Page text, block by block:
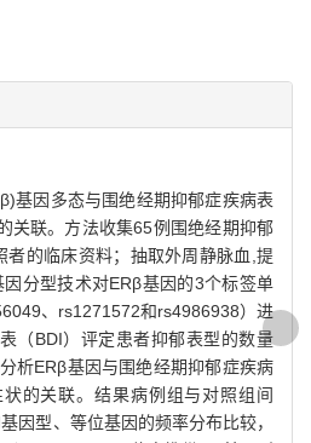
基因多态与围绝经期抑郁症疾病表
关联。方法收集65例围绝经期抑郁
者的临床资料；抽取外周静脉血,提
分型技术对ERβ基因的3个标签单
、rs1271572和rs4986938）进
（BDI）评定患者抑郁表型的数量
析ERβ基因与围绝经期抑郁症疾病
的关联。结果病例组与对照组间
因型、等位基因的频率分布比较，